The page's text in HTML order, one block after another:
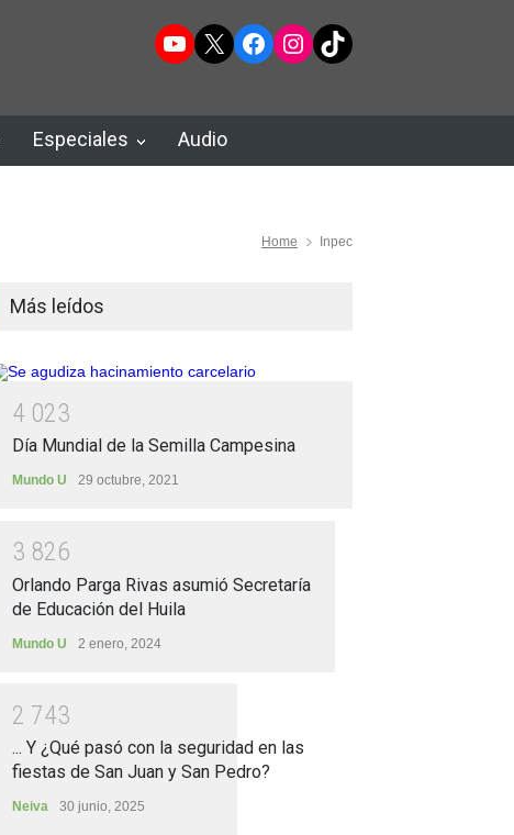
YouTube
X Facebook
Instagram
TikTok
Especiales Audio
Home Inpec
Más leídos
4 023
Día Mundial de la Semilla Campesina
Mundo U 29 octubre, 2021
3 826
Orlando Parga Rivas asumió Secretaría
de Educación del Huila
Mundo U 2 enero, 2024
2 743
... Y ¿Qué pasó con la seguridad en las
fiestas de San Juan y San Pedro?
Neiva 30 junio, 2025